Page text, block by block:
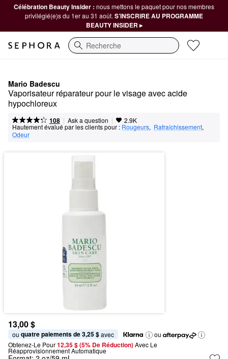
Célébration Beauty Insider : nous mettons le paquet pour nos membres
privilégié(e)s du 1er au 31 août. S’INSCRIRE AU PROGRAMME
BEAUTY INSIDER ▸
Recherche
Mario Badescu
Vaporisateur réparateur pour le visage avec acide
hypochloreux
108 | Ask a question | 2.9K
Hautement évalué par les clients pour : Rougeurs, Rafraîchissement,
Odeur
13,00 $
ou quatre paiements de 3,25 $ avec
ou
Obtenez-Le Pour12,35 $ (5% De Réduction) Avec Le
Réapprovisionnement Automatique